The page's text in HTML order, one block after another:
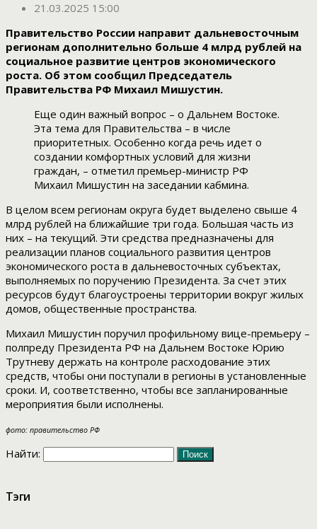
21.03.2025 15:00
Правительство России направит дальневосточным
регионам дополнительно больше 4 млрд рублей на
социальное развитие центров экономического
роста. Об этом сообщил Председатель
Правительства РФ Михаил Мишустин.
Еще один важный вопрос – о Дальнем Востоке.
Эта тема для Правительства – в числе
приоритетных. Особенно когда речь идет о
создании комфортных условий для жизни
граждан, – отметил премьер-министр РФ
Михаил Мишустин на заседании кабмина.
В целом всем регионам округа будет выделено свыше 4
млрд рублей на ближайшие три года. Большая часть из
них – на текущий. Эти средства предназначены для
реализации планов социального развития центров
экономического роста в дальневосточных субъектах,
выполняемых по поручению Президента. За счет этих
ресурсов будут благоустроены территории вокруг жилых
домов, общественные пространства.
Михаил Мишустин поручил профильному вице-премьеру –
полпреду Президента РФ на Дальнем Востоке Юрию
Трутневу держать на контроле расходование этих
средств, чтобы они поступали в регионы в установленные
сроки. И, соответственно, чтобы все запланированные
мероприятия были исполнены.
фото: правительство РФ
Найти:
Тэги